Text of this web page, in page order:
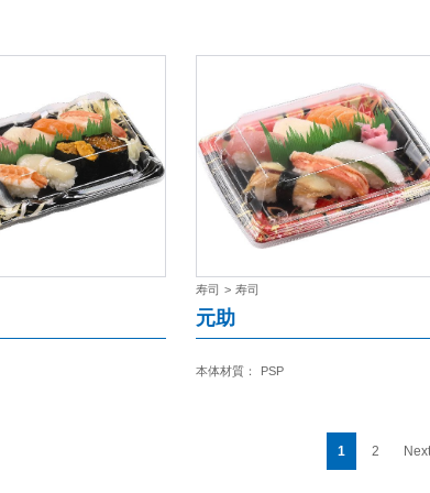
寿司 > 寿司
元助
本体材質： PSP
1 2